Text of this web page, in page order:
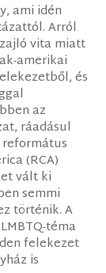
ami idén
Arról
vita miatt
amerikai
és
az
ráadásul
(RCA)
vált ki
semmi
történik. A
téma
felekezet
is